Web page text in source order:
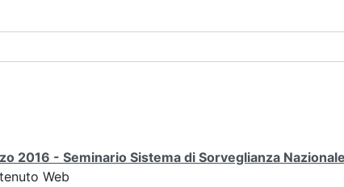
2016 - Seminario Sistema di Sorveglianza
Web